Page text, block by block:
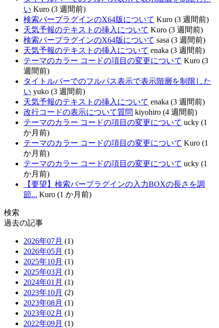
い Kuro (3 週間前)
検索バープラグインのX64版について Kuro (3 週間前)
天気予報のテキストの挿入について Kuro (3 週間前)
検索バープラグインのX64版について sasa (3 週間前)
天気予報のテキストの挿入について enaka (3 週間前)
テーマのカラー コードの項目の変更について Kuro (3
週間前)
タイトルバーでのフルパス表示で表示階層を制限した
い yuko (3 週間前)
天気予報のテキストの挿入について enaka (3 週間前)
改行コードの表示について質問 kiyohiro (4 週間前)
テーマのカラー コードの項目の変更について ucky (1
か月前)
テーマのカラー コードの項目の変更について Kuro (1
か月前)
テーマのカラー コードの項目の変更について ucky (1
か月前)
【要望】検索バープラグインの入力BOXの長さを調
節... Kuro (1 か月前)
検索
過去の記事
2026年07月 (1)
2026年05月 (1)
2025年10月 (1)
2025年03月 (1)
2024年01月 (1)
2023年10月 (2)
2023年08月 (1)
2023年02月 (1)
2022年09月 (1)